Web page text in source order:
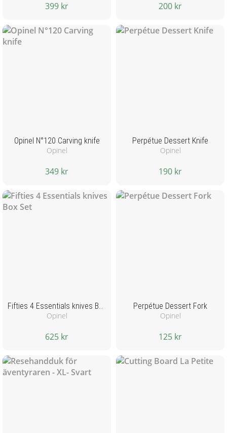
399 kr 200 kr
Opinel N°120 Carving knife
Opinel
349 kr
Perpétue Dessert Knife
Opinel
190 kr
Fifties 4 Essentials knives Box Set
Opinel
625 kr
Perpétue Dessert Fork
Opinel
125 kr